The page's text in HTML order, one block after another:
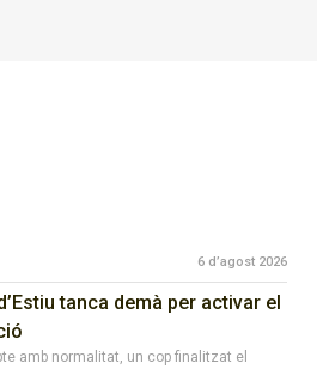
6 d’agost 2026
tanca demà per activar el
amb normalitat, un cop finalitzat el